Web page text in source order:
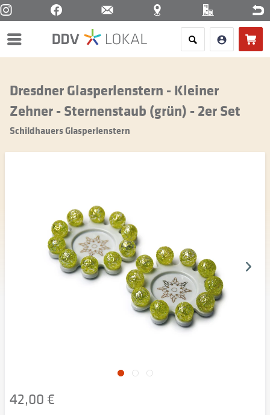
Menü
Dresdner Glasperlenstern - Kleiner
Zehner - Sternenstaub (grün) - 2er Set
Schildhauers Glasperlenstern
42,00 €